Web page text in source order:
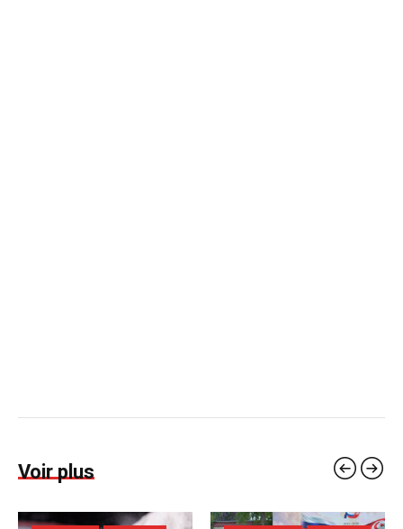
Voir plus